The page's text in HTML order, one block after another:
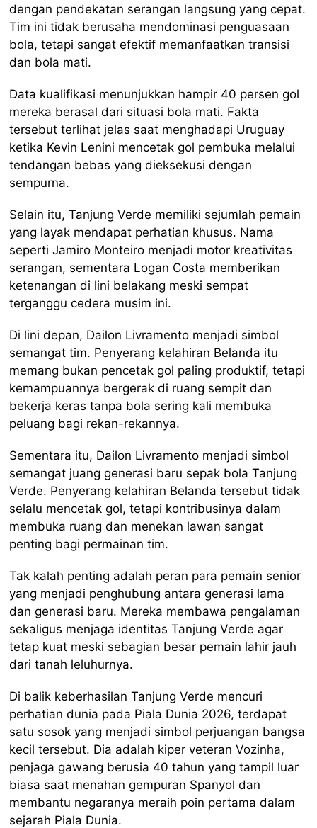
dengan pendekatan serangan langsung yang cepat.
Tim ini tidak berusaha mendominasi penguasaan
bola, tetapi sangat efektif memanfaatkan transisi
dan bola mati.
Data kualifikasi menunjukkan hampir 40 persen gol
mereka berasal dari situasi bola mati. Fakta
tersebut terlihat jelas saat menghadapi Uruguay
ketika Kevin Lenini mencetak gol pembuka melalui
tendangan bebas yang dieksekusi dengan
sempurna.
Selain itu, Tanjung Verde memiliki sejumlah pemain
yang layak mendapat perhatian khusus. Nama
seperti Jamiro Monteiro menjadi motor kreativitas
serangan, sementara Logan Costa memberikan
ketenangan di lini belakang meski sempat
terganggu cedera musim ini.
Di lini depan, Dailon Livramento menjadi simbol
semangat tim. Penyerang kelahiran Belanda itu
memang bukan pencetak gol paling produktif, tetapi
kemampuannya bergerak di ruang sempit dan
bekerja keras tanpa bola sering kali membuka
peluang bagi rekan-rekannya.
Sementara itu, Dailon Livramento menjadi simbol
semangat juang generasi baru sepak bola Tanjung
Verde. Penyerang kelahiran Belanda tersebut tidak
selalu mencetak gol, tetapi kontribusinya dalam
membuka ruang dan menekan lawan sangat
penting bagi permainan tim.
Tak kalah penting adalah peran para pemain senior
yang menjadi penghubung antara generasi lama
dan generasi baru. Mereka membawa pengalaman
sekaligus menjaga identitas Tanjung Verde agar
tetap kuat meski sebagian besar pemain lahir jauh
dari tanah leluhurnya.
Di balik keberhasilan Tanjung Verde mencuri
perhatian dunia pada Piala Dunia 2026, terdapat
satu sosok yang menjadi simbol perjuangan bangsa
kecil tersebut. Dia adalah kiper veteran Vozinha,
penjaga gawang berusia 40 tahun yang tampil luar
biasa saat menahan gempuran Spanyol dan
membantu negaranya meraih poin pertama dalam
sejarah Piala Dunia.